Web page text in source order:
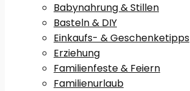
Babynahrung & Stillen
Basteln & DIY
Einkaufs- & Geschenketipps
Erziehung
Familienfeste & Feiern
Familienurlaub